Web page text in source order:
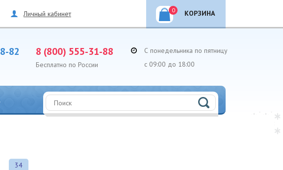
Личный кабинет КОРЗИНА
0
82 8 (800) 555-31-88
Бесплатно по России
С понедельника по пятницу
с 09:00 до 18:00
34